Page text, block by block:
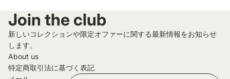
Join the club
新しいコレクションや限定オファーに関する最新情報をお知らせ
します。
About us
特定商取引法に基づく表記